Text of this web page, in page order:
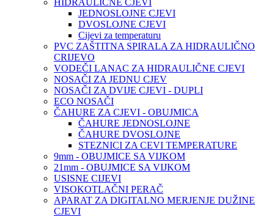
HIDRAULIČNE CJEVI
JEDNOSLOJNE CJEVI
DVOSLOJNE CJEVI
Cijevi za temperaturu
PVC ZAŠTITNA SPIRALA ZA HIDRAULIČNO
CRIJEVO
VODEČI LANAC ZA HIDRAULIČNE CJEVI
NOSAČI ZA JEDNU CJEV
NOSAČI ZA DVIJE CJEVI - DUPLI
ECO NOSAČI
ČAHURE ZA CJEVI - OBUJMICA
ČAHURE JEDNOSLOJNE
ČAHURE DVOSLOJNE
STEZNICI ZA CEVI TEMPERATURE
9mm - OBUJMICE SA VIJKOM
21mm - OBUJMICE SA VIJKOM
USISNE CIJEVI
VISOKOTLAČNI PERAČ
APARAT ZA DIGITALNO MERJENJE DUŽINE
CJEVI